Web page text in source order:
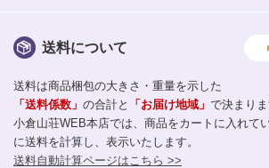
送料について
送料は商品梱包の大きさ・重量を示した
「送料係数」 の合計と 「お届け地域」 で決まりま
小倉山荘WEB本店では、商品をカートに入れて
に送料を計算し、表示いたします。
送料自動計算ページはこちら >>